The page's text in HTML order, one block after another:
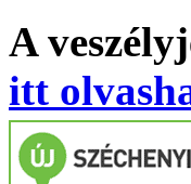
A
itt